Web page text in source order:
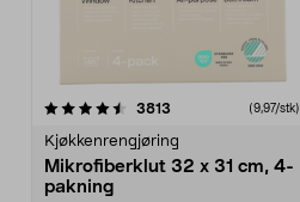
3813 anmeldelser(9,97/stk)
Kjøkkenrengjøring
Mikrofiberklut 32 x 31 cm, 4-
pakning
4.5av 5 stjerner